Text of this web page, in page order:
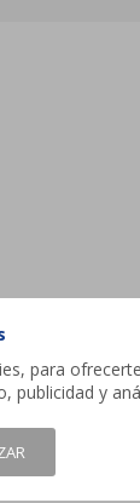
para
publicidad y